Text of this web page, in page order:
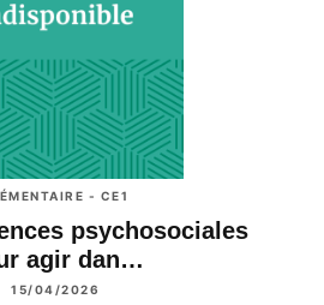
- CE1
psychosociales
agir dan…
15/04/2026